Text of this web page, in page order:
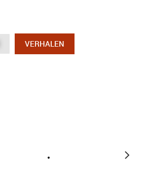
VERHALEN
VERHALEN
VERHALEN
VERHALEN